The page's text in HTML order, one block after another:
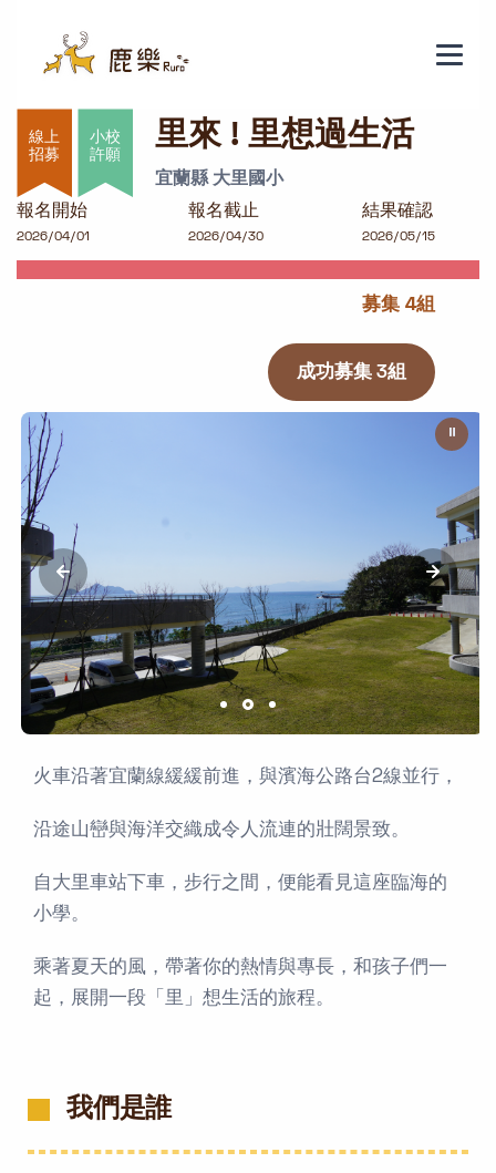
里來 ! 里想過生活
小校
許願
里來 ! 里想過生活
宜蘭縣 大里國小
報名開始
2026/04/01
報名截止
2026/04/30
結果確認
2026/05/15
募集 4組
成功募集 3組
火車沿著宜蘭線緩緩前進，與濱海公路台2線並行，
沿途山巒與海洋交織成令人流連的壯闊景致。
自大里車站下車，步行之間，便能看見這座臨海的
小學。
乘著夏天的風，帶著你的熱情與專長，和孩子們一
起，展開一段「里」想生活的旅程。
我們是誰